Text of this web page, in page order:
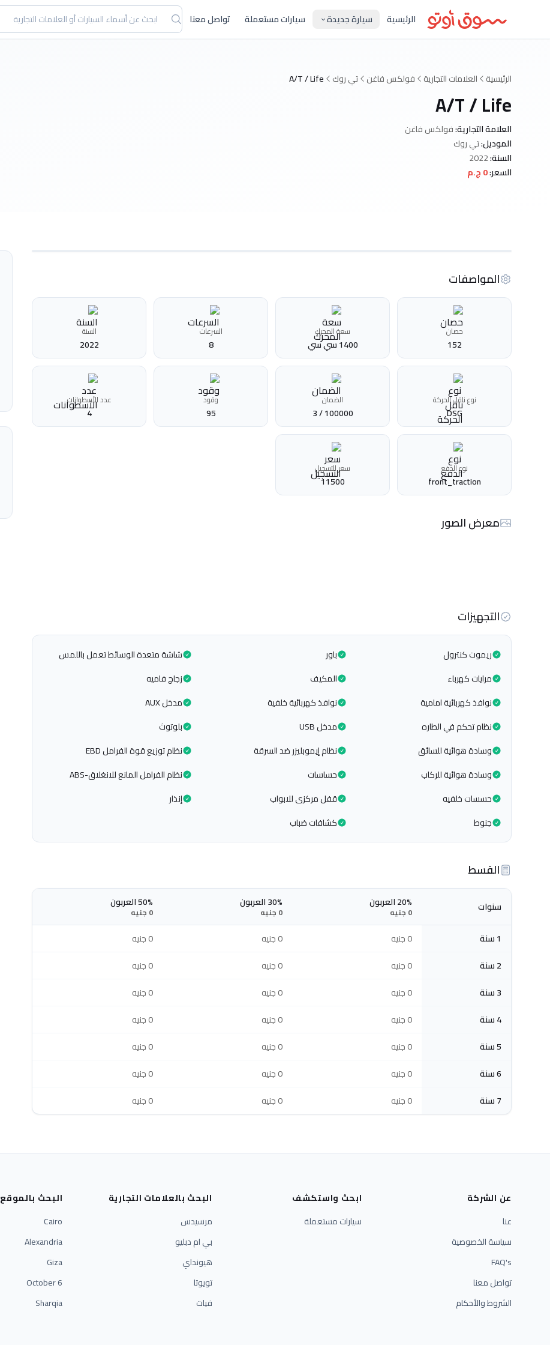
الرئيسية سيارة جديدة سيارات مستعملة تواصل معنا
الرئيسية العلامات التجارية فولكس فاغن تي روك A/T / Life
A/T / Life
العلامة التجارية:فولكس فاغن
الموديل:تي روك
السنة:
السعر:0 ج.م
المواصفات
حصان
152
سعة المحرك
1400 سي سي
السرعات
8
السنة
2022
نوع ناقل الحركة
DSG
الضمان
100000 / 3
وقود
95
عدد الأسطوانات
4
نوع الدفع
front_traction
سعر التسجيل
11500
معرض الصور
التجهيزات
ريموت كنترول باور
شاشة متعدة الوسائط تعمل باللمس
مرايات كهرباء
المكيف
زجاج فاميه
نوافذ كهربائية امامية
نوافذ كهربائية خلفية
مدخل AUX
نظام تحكم في الطاره
مدخل USB
بلوتوث
وسادة هوائية للسائق
نظام إيموبليزر ضد السرقة
نظام توزيع قوة الفرامل EBD
وسادة هوائية للركاب
حساسات
نظام الفرامل المانع للانغلاق-ABS
حسسات خلفيه
قفل مركزى للابواب
إنذار
جنوط
كشافات ضباب
القسط
سنوات 20% العربون
0 جنيه
30% العربون
0 جنيه
50% العربون
0 جنيه
1 سنة 0 جنيه 0 جنيه
0 جنيه
2 سنة
0 جنيه 0 جنيه
0 جنيه
3 سنة
0 جنيه 0 جنيه
0 جنيه
4 سنة
0 جنيه 0 جنيه
0 جنيه
5 سنة
0 جنيه 0 جنيه
0 جنيه
6 سنة
0 جنيه 0 جنيه
0 جنيه
7 سنة
0 جنيه 0 جنيه 0 جنيه
عن الشركة
عنا
سياسة الخصوصية
FAQ's
تواصل معنا
الشروط والأحكام
ابحث واستكشف
سيارات مستعملة
البحث بالعلامات التجارية
مرسيدس
بي ام دبليو
هيونداي
تويوتا
فيات
البحث بالموقع
Cairo
Alexandria
Giza
6 October
Sharqia